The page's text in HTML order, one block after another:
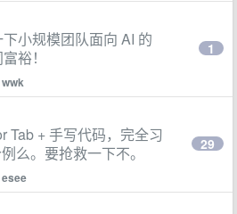
小规模团队面向 AI 的
裕！
wwk
1
Tab + 手写代码，完全习
么。要抢救一下不。
esee
29